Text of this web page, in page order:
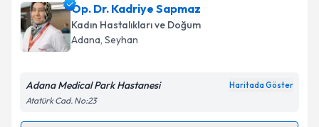
Prof. Dr. Ebru Tarımiçin randevu takvimi talebi
oluşturun. Size bu uzmandan randevu almanız için bir
takvim hazırlandığında e-posta ile bilgilendireceğiz.
Op. Dr. Kadriye Sapmaz
Kadın Hastalıkları ve Doğum
Adana, Seyhan
Adana Medical Park Hastanesi Haritada Göster
Atatürk Cad. No:23